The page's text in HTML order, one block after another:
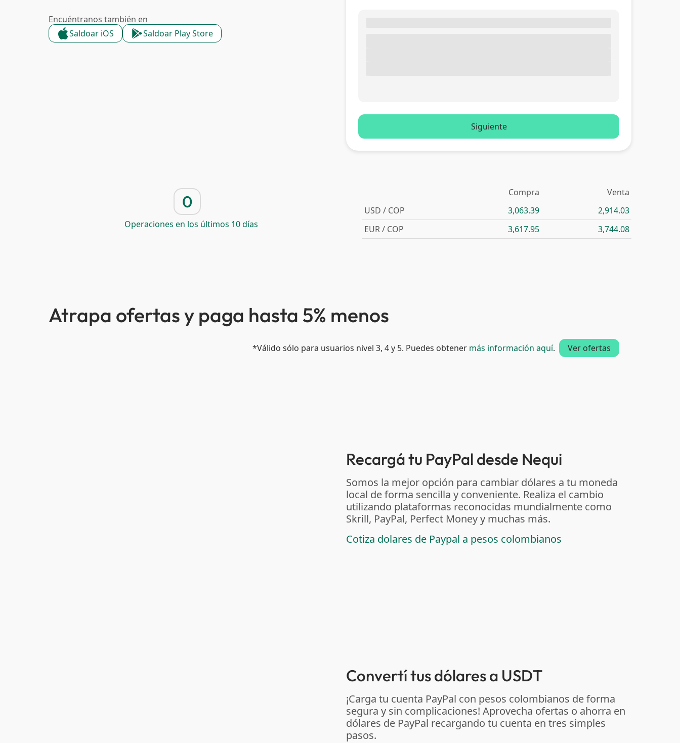
Encuéntranos también en
Saldoar iOS
Saldoar Play Store
Siguiente
0
Operaciones en los últimos 10 días
Compra
Venta
USD / COP
3,063.39
2,914.03
EUR / COP
3,617.95 3,744.08
Atrapa ofertas y paga hasta 5% menos
*Válido sólo para usuarios nivel 3, 4 y 5. Puedes obtener más información aquí. Ver ofertas
Recargá tu PayPal desde Nequi
Somos la mejor opción para cambiar dólares a tu moneda
local de forma sencilla y conveniente. Realiza el cambio
utilizando plataformas reconocidas mundialmente como
Skrill, PayPal, Perfect Money y muchas más.
Cotiza dolares de Paypal a pesos colombianos
Convertí tus dólares a USDT
¡Carga tu cuenta PayPal con pesos colombianos de forma
segura y sin complicaciones! Aprovecha ofertas o ahorra en
dólares de PayPal recargando tu cuenta en tres simples
pasos.